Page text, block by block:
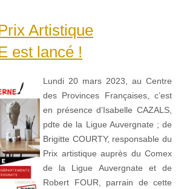
Artistique
est lancé !
Lundi 20 mars 2023, au Centre
des Provinces Françaises, c’est
en présence d’Isabelle CAZALS,
pdte de la Ligue Auvergnate ; de
Brigitte COURTY, responsable du
Prix artistique auprès du Comex
de la Ligue Auvergnate et de
Robert FOUR, parrain de cette